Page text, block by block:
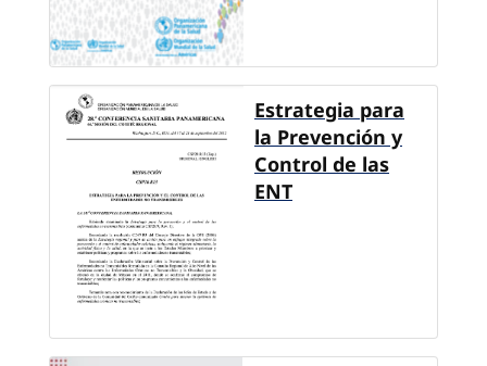
Estrategia para
la Prevención y
Control de las
ENT